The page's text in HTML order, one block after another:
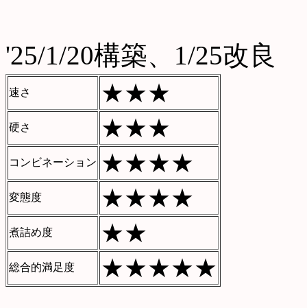
'25/1/20構築、1/25改良
速さ ★★★
硬さ ★★★
コンビネーション ★★★★
変態度 ★★★★
煮詰め度 ★★
総合的満足度 ★★★★★